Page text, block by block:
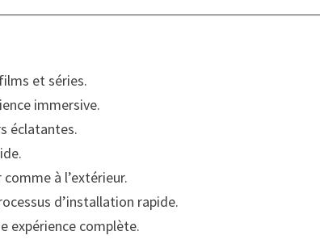
et séries.
immersive.
éclatantes.
à l’extérieur.
d’installation rapide.
expérience complète.